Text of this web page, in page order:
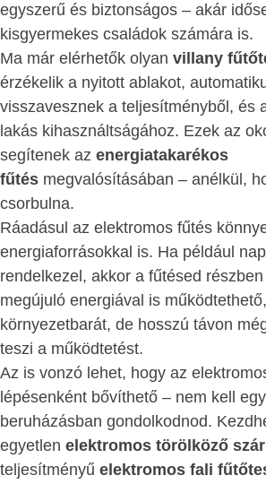
egyszerű és biztonságos – akár
kisgyermekes családok számára is.
Ma már elérhetők olyan villany
érzékelik a nyitott ablakot,
visszavesznek a teljesítményből, és
lakás kihasználtságához. Ezek az
segítenek az energiatakarékos
fűtés megvalósításában – anélkül,
csorbulna.
Ráadásul az elektromos fűtés
energiaforrásokkal is. Ha például
rendelkezel, akkor a fűtésed
megújuló energiával is
környezetbarát, de hosszú távon
teszi a működtetést.
Az is vonzó lehet, hogy az
lépésenként bővíthető – nem kell
beruházásban gondolkodnod.
egyetlen elektromos törölköző
teljesítményű elektromos fali